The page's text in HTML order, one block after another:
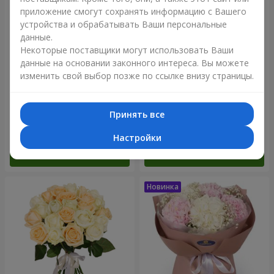
3 656 грн 5 998 грн
приложение смогут сохранять информацию с Вашего
устройства и обрабатывать Ваши персональные
данные.
Некоторые поставщики могут использовать Ваши
данные на основании законного интереса. Вы можете
изменить свой выбор позже по ссылке внизу страницы.
Принять все
Настройки